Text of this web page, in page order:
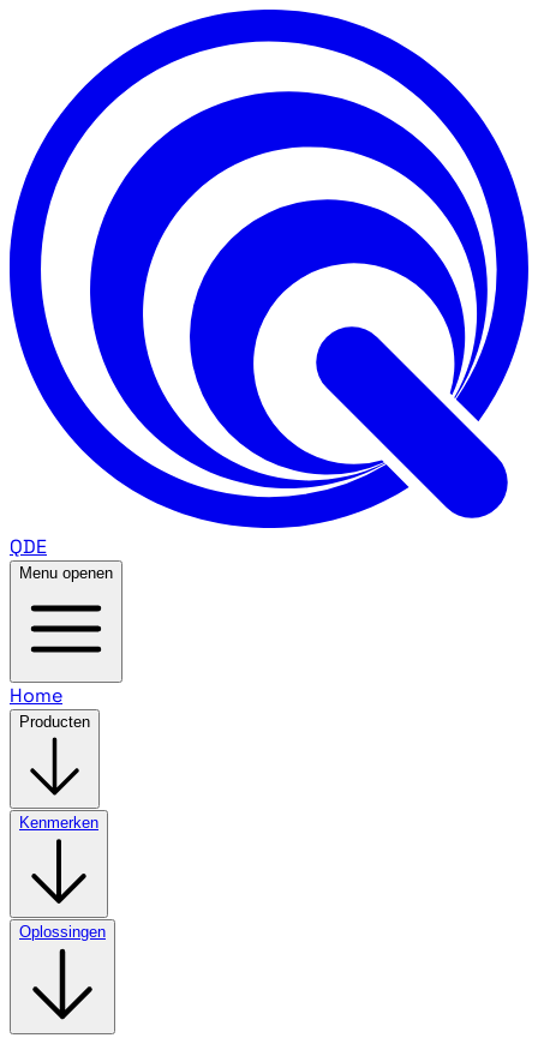
QDE
Menu openen
Home
Producten
Kenmerken
Oplossingen